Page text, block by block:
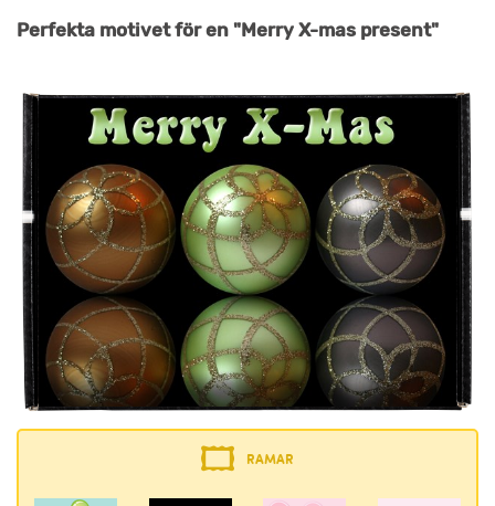
Perfekta motivet för en "Merry X-mas present"
RAMAR